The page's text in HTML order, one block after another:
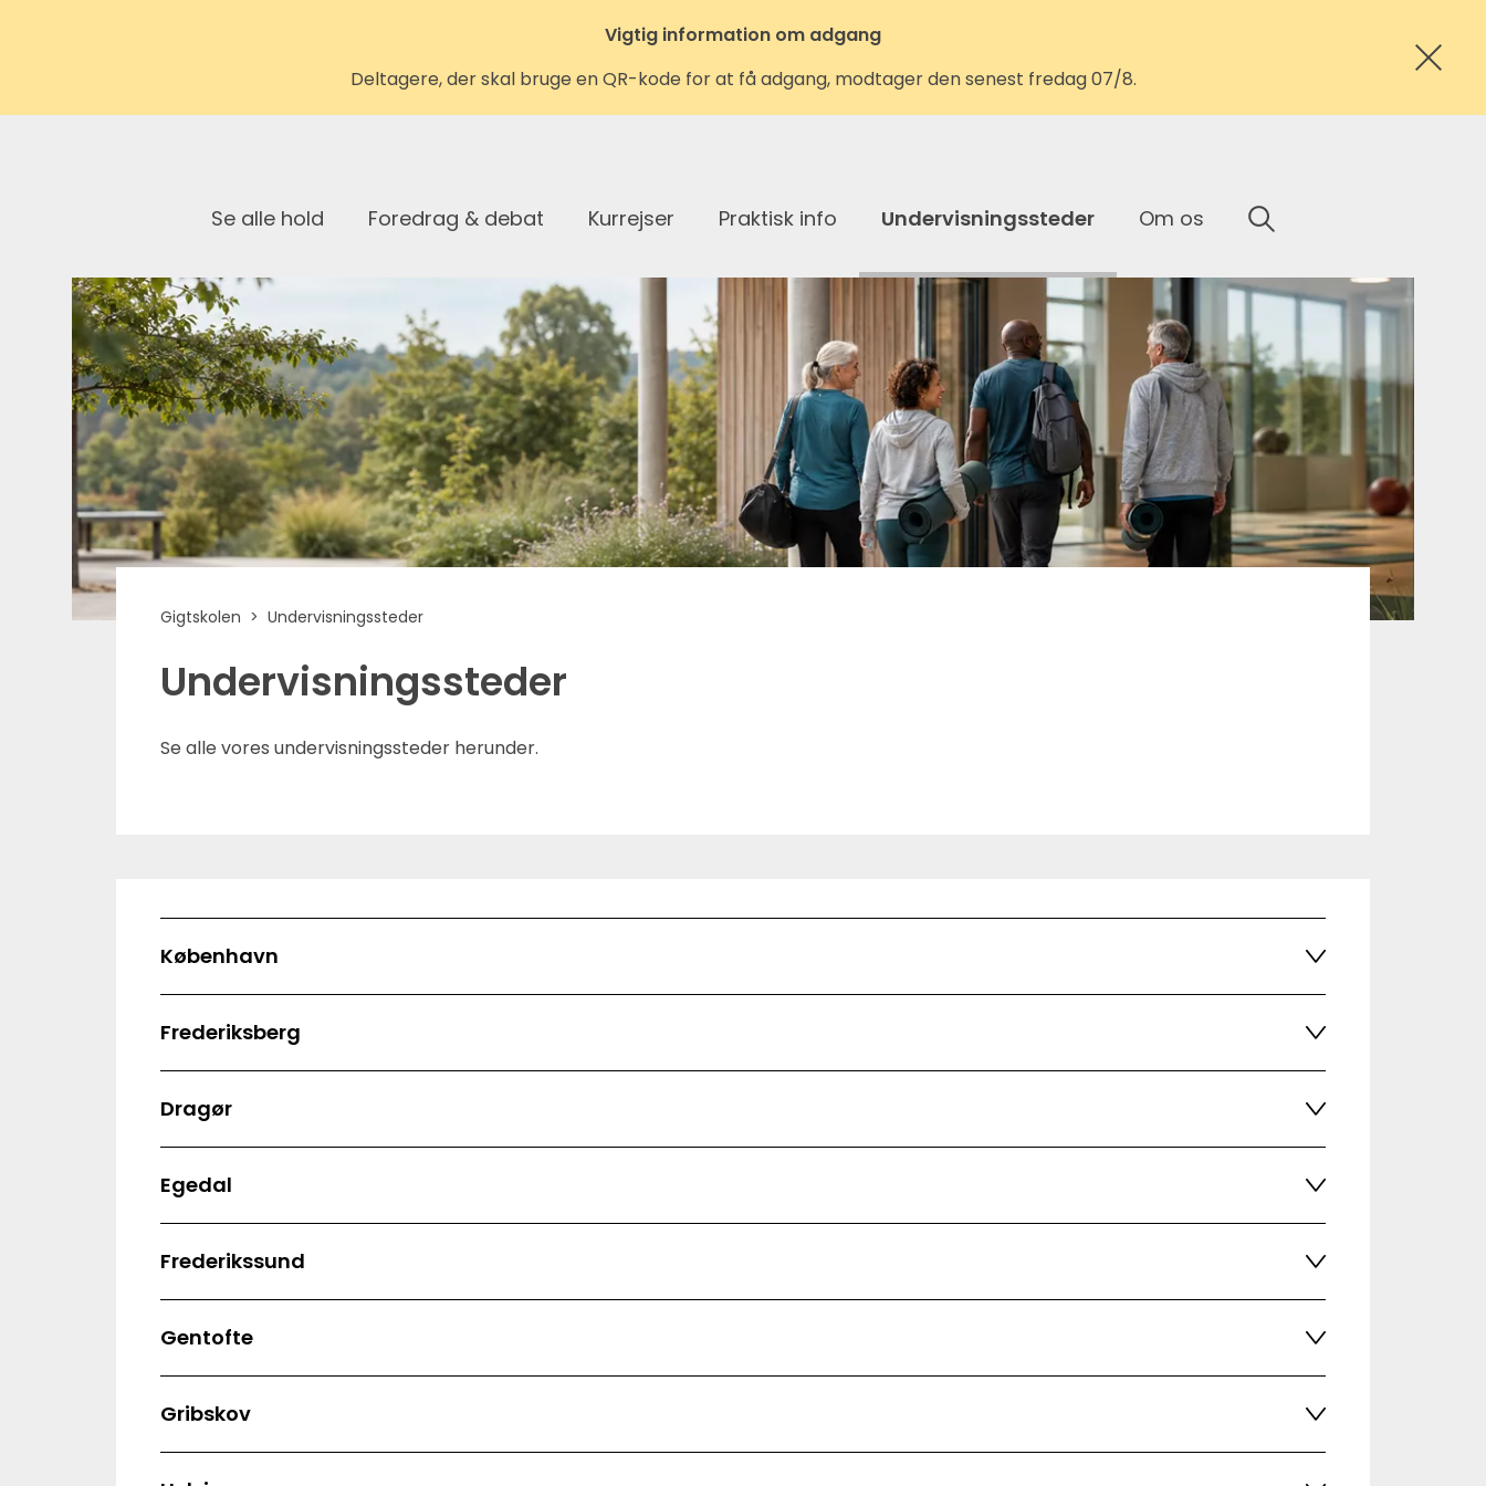
Vigtig information om adgang
Deltagere, der skal bruge en QR-kode for at få adgang, modtager den senest fredag 07/8.
Se alle hold Foredrag & debat Kurrejser Praktisk info Undervisningssteder Om os
Gigtskolen Undervisningssteder
Undervisningssteder
Se alle vores undervisningssteder herunder.
København
Frederiksberg
Dragør
Egedal
Frederikssund
Gentofte
Gribskov